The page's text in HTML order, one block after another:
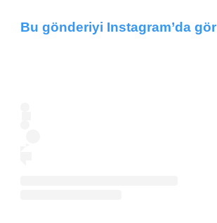
Bu gönderiyi Instagram’da gör